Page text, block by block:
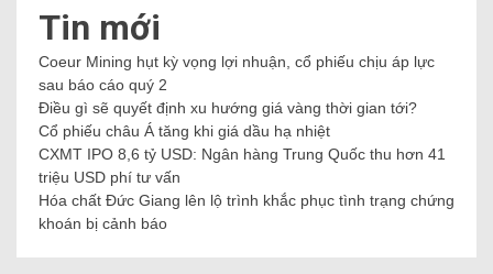
Tin mới
Coeur Mining hụt kỳ vọng lợi nhuận, cổ phiếu chịu áp lực
sau báo cáo quý 2
Điều gì sẽ quyết định xu hướng giá vàng thời gian tới?
Cổ phiếu châu Á tăng khi giá dầu hạ nhiệt
CXMT IPO 8,6 tỷ USD: Ngân hàng Trung Quốc thu hơn 41
triệu USD phí tư vấn
Hóa chất Đức Giang lên lộ trình khắc phục tình trạng chứng
khoán bị cảnh báo